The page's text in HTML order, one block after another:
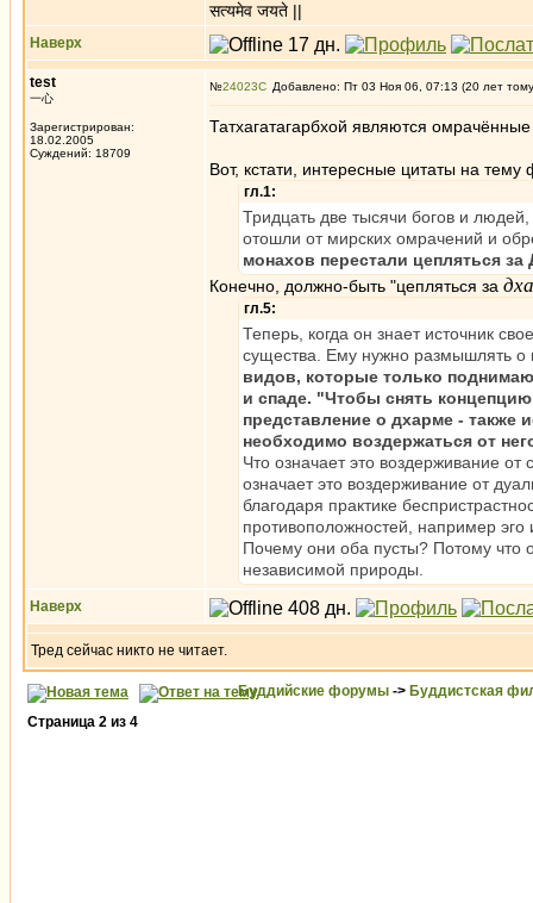
सत्यमेव जयते ||
Наверх
test
一心
Зарегистрирован:
18.02.2005
Суждений: 18709
№24023 Добавлено: Пт 03 Ноя 06, 07:13 (20 лет
Татхагатагарбхой являются
Вот, кстати, интересные цитаты на
гл.1:
Тридцать две тысячи богов и
отошли от мирских омрачений и
монахов перестали цепляться
Конечно, должно-быть "цепляться за
гл.5:
Теперь, когда он знает источник
существа. Ему нужно размышлять
видов, которые только
и спаде. "Чтобы снять
представление о дхарме - также
необходимо воздержаться от
Что означает это воздерживание
означает это воздерживание от
благодаря практике
противоположностей, например эго
Почему они оба пусты? Потому что
независимой природы.
Наверх
Тред сейчас никто не читает.
Буддийские форумы -> Буддистская
Страница 2 из 4